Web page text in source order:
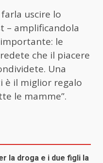
uscire lo
– amplificandola
le
che il piacere
Una
è il miglior regalo
le mamme”.
la droga e i due figli la